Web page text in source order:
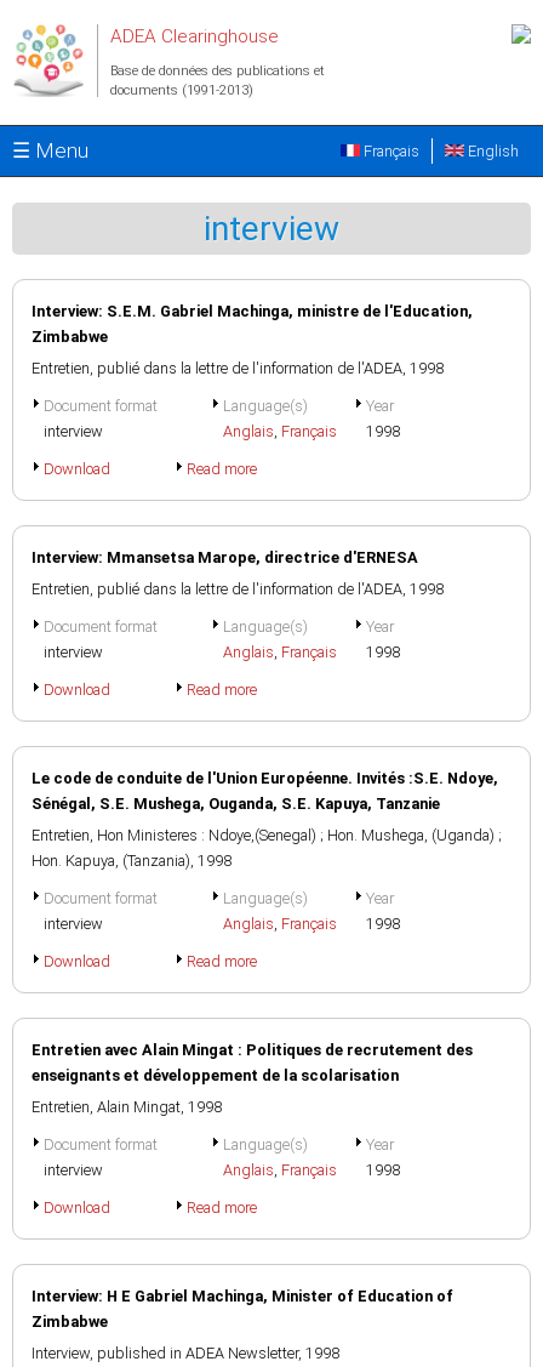
ADEA Clearinghouse
Base de données des publications et
documents (1991-2013)
☰ Menu English
Français
interview
Interview: S.E.M. Gabriel Machinga, ministre de l'Education,
Zimbabwe
Entretien, publié dans la lettre de l'information de l'ADEA, 1998
Document format
interview
Language(s)
Anglais, Français
Year
1998
Download Read more
Interview: Mmansetsa Marope, directrice d'ERNESA
Entretien, publié dans la lettre de l'information de l'ADEA, 1998
Document format
interview
Language(s)
Anglais, Français
Year
1998
Download Read more
Le code de conduite de l'Union Européenne. Invités :S.E. Ndoye,
Sénégal, S.E. Mushega, Ouganda, S.E. Kapuya, Tanzanie
Entretien, Hon Ministeres : Ndoye,(Senegal) ; Hon. Mushega, (Uganda) ;
Hon. Kapuya, (Tanzania), 1998
Document format
interview
Language(s)
Anglais, Français
Year
1998
Download Read more
Entretien avec Alain Mingat : Politiques de recrutement des
enseignants et développement de la scolarisation
Entretien, Alain Mingat, 1998
Document format
interview
Language(s)
Anglais, Français
Year
1998
Download Read more
Interview: H E Gabriel Machinga, Minister of Education of
Zimbabwe
Interview, published in ADEA Newsletter, 1998